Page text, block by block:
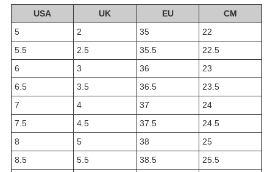
USA UK EU
CM
5
2 35
22
5.5
2.5 35.5
22.5
6
3 36
23
6.5
3.5 36.5
23.5
7
4 37
24
7.5
4.5 37.5
24.5
8
5 38
25
8.5
5.5 38.5
25.5